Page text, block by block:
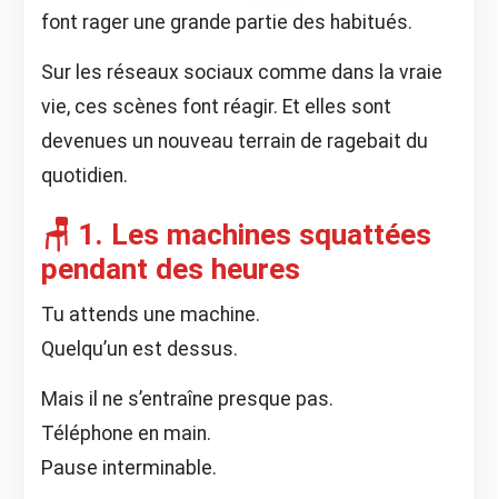
font rager une grande partie des habitués.
Sur les réseaux sociaux comme dans la vraie
vie, ces scènes font réagir. Et elles sont
devenues un nouveau terrain de ragebait du
quotidien.
🪑 1. Les machines squattées
pendant des heures
Tu attends une machine.
Quelqu’un est dessus.
Mais il ne s’entraîne presque pas.
Téléphone en main.
Pause interminable.